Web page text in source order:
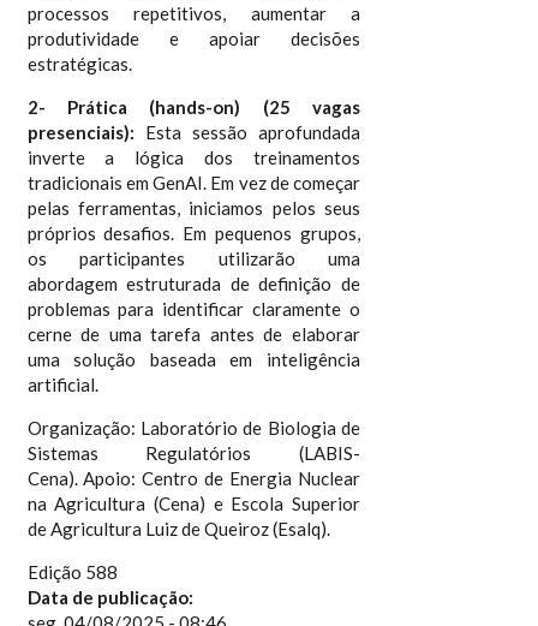
processos repetitivos, aumentar a
produtividade e apoiar decisões
estratégicas.
2- Prática (hands-on) (25 vagas
presenciais): Esta sessão aprofundada
inverte a lógica dos treinamentos
tradicionais em GenAI. Em vez de começar
pelas ferramentas, iniciamos pelos seus
próprios desafios. Em pequenos grupos,
os participantes utilizarão uma
abordagem estruturada de definição de
problemas para identificar claramente o
cerne de uma tarefa antes de elaborar
uma solução baseada em inteligência
artificial.
Organização: Laboratório de Biologia de
Sistemas Regulatórios (LABIS-
Cena). Apoio: Centro de Energia Nuclear
na Agricultura (Cena) e Escola Superior
de Agricultura Luiz de Queiroz (Esalq).
Edição 588
Data de publicação: